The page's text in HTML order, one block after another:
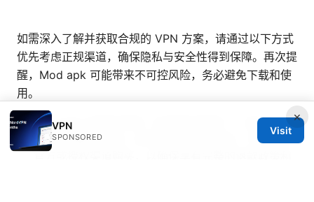
如需深入了解并获取合规的 VPN 方案，请通过以下方式
优先考虑正规渠道，确保隐私与安全性得到保障。再次提
醒，Mod apk 可能带来不可控风险，务必避免下载和使
用。
NordVPN 的限时促销（合规购买渠道）：请点击上
方的促销图片链接，获取折扣与额外服务。尽量通过
官方或授权渠道购买，以确保享有完整的退款政策和
×
VPN
SPONSORED
Visit